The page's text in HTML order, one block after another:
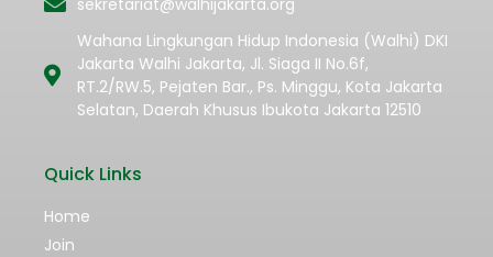
Wahana Lingkungan Hidup Indonesia (Walhi) DKI
Jakarta Walhi Jakarta, Jl. Siaga II No.6f,
RT.2/RW.5, Pejaten Bar., Ps. Minggu, Kota Jakarta
Selatan, Daerah Khusus Ibukota Jakarta 12510
Quick Links
Home
Join